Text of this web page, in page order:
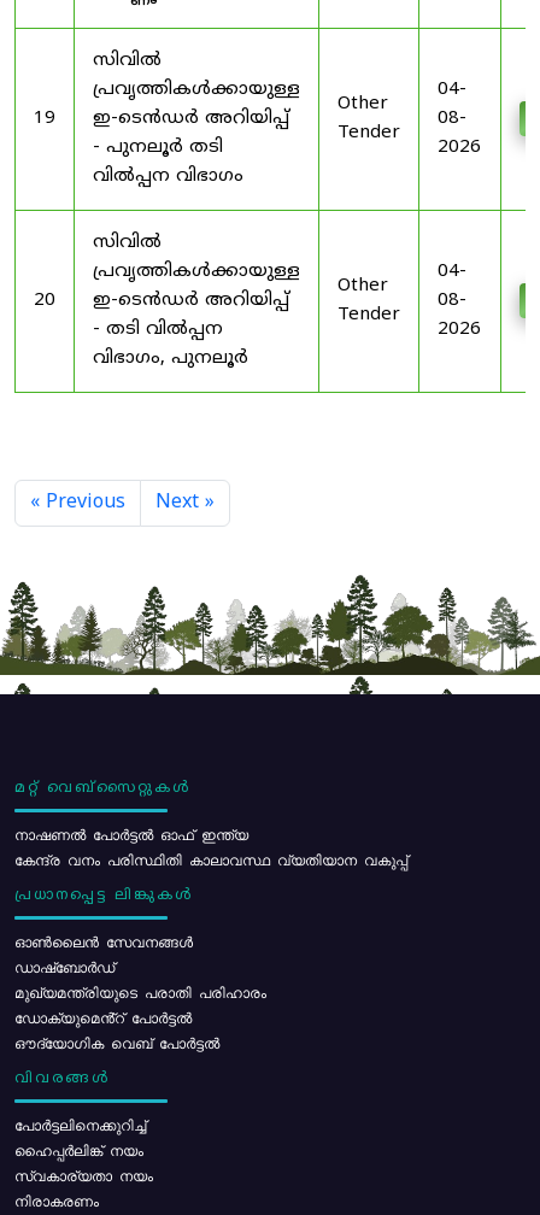
19
സിവിൽ
പ്രവൃത്തികൾക്കായുള്ള
ഇ-ടെൻഡർ അറിയിപ്പ്
- പുനലൂർ തടി
വിൽപ്പന വിഭാഗം
Other
Tender
04-
08-
2026
20
സിവിൽ
പ്രവൃത്തികൾക്കായുള്ള
ഇ-ടെൻഡർ അറിയിപ്പ്
- തടി വിൽപ്പന
വിഭാഗം, പുനലൂർ
Other
Tender
04-
08-
2026
« Previous Next »
മറ്റ് വെബ്സൈറ്റുകൾ
നാഷണൽ പോർട്ടൽ ഓഫ് ഇന്ത്യ
കേന്ദ്ര വനം പരിസ്ഥിതി കാലാവസ്ഥ വ്യതിയാന വകുപ്പ്
പ്രധാനപ്പെട്ട ലിങ്കുകൾ
ഓൺലൈൻ സേവനങ്ങൾ
ഡാഷ്ബോർഡ്
മുഖ്യമന്ത്രിയുടെ പരാതി പരിഹാരം
ഡോക്യുമെൻ്റ് പോർട്ടൽ
ഔദ്യോഗിക വെബ് പോർട്ടൽ
വിവരങ്ങൾ
പോര്‍ട്ടലിനെക്കുറിച്ച്
ഹൈപ്പർലിങ്ക് നയം
സ്വകാര്യതാ നയം
നിരാകരണം